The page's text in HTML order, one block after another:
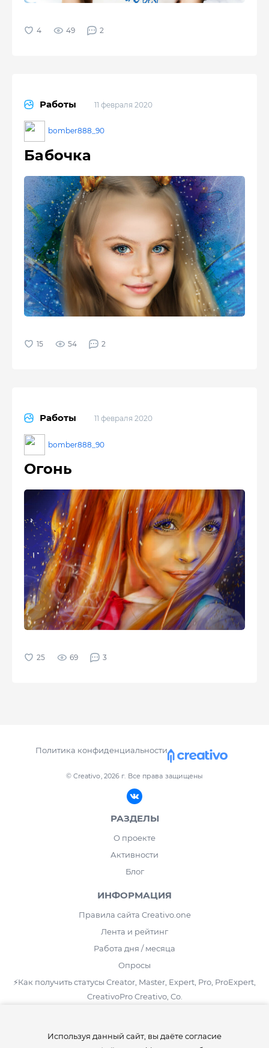
49 2
Работы 11 февраля 2020
bomber888_90
Бабочка
54 2
Работы 11 февраля 2020
bomber888_90
Огонь
69 3
© Creativo, 2026 г. Все права защищены
Политика конфиденциальности
РАЗДЕЛЫ
О проекте
Активности
Блог
ИНФОРМАЦИЯ
Правила сайта Creativo.one
Лента и рейтинг
Работа дня / месяца
Опросы
⚡️Как получить статусы Creator, Master, Expert, Pro, ProExpert,
CreativoPro Creativo, Co.
СТАТИСТИКА
Используя данный сайт, вы даёте согласие